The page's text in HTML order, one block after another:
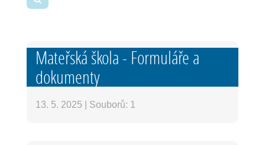
Mateřská škola - Formuláře a
dokumenty
13. 5. 2025 Souborů: 1